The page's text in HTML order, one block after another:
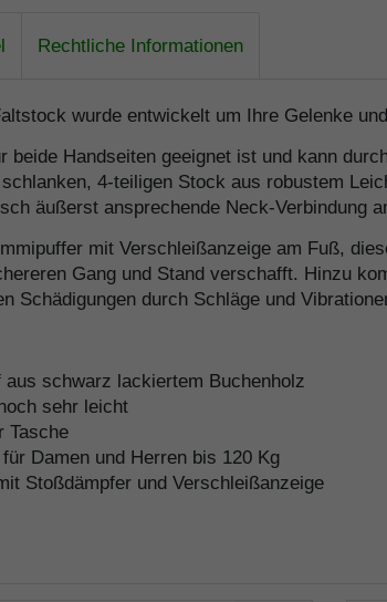
Rechtliche Informationen
wurde entwickelt um Ihre Gelenke
Handseiten geeignet ist und kann
4-teiligen Stock aus robustem
äußerst ansprechende Neck-Verbindung
mit Verschleißanzeige am Fuß,
Gang und Stand verschafft. Hinzu
Schädigungen durch Schläge und
schwarz lackiertem Buchenholz
sehr leicht
Tasche
Damen und Herren bis 120 Kg
Stoßdämpfer und Verschleißanzeige